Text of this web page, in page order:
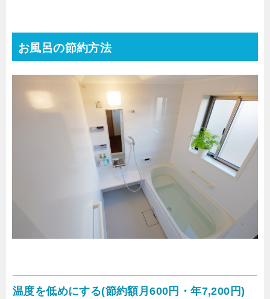
お風呂の節約方法
温度を低めにする(節約額月600円・年7,200円)